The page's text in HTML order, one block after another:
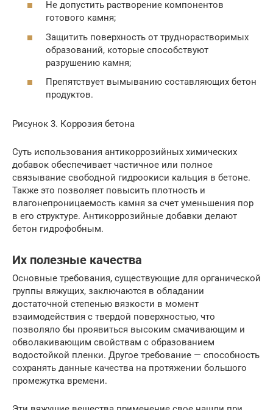
Не допустить растворение компонентов
готового камня;
Защитить поверхность от труднорастворимых
образований, которые способствуют
разрушению камня;
Препятствует вымыванию составляющих бетон
продуктов.
Рисунок 3. Коррозия бетона
Суть использования антикоррозийных химических
добавок обеспечивает частичное или полное
связывание свободной гидроокиси кальция в бетоне.
Также это позволяет повысить плотность и
влагонепроницаемость камня за счет уменьшения пор
в его структуре. Антикоррозийные добавки делают
бетон гидрофобным.
Их полезные качества
Основные требования, существующие для органической
группы вяжущих, заключаются в обладании
достаточной степенью вязкости в момент
взаимодействия с твердой поверхностью, что
позволяло бы проявиться высоким смачивающим и
обволакивающим свойствам с образованием
водостойкой пленки. Другое требование — способность
сохранять данные качества на протяжении большого
промежутка времени.